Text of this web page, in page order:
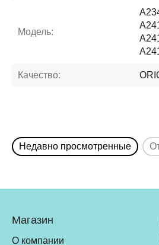
Модель:
Качество:
Недавно просмотренные
Магазин
О компании